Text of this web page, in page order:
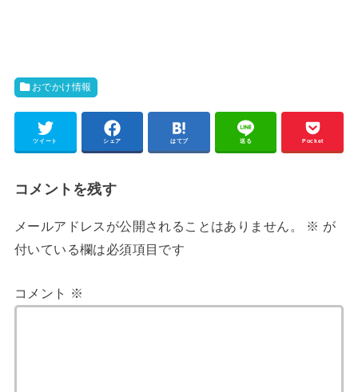
おでかけ情報
ツイート シェア はてブ 送る Pocket
コメントを残す
メールアドレスが公開されることはありません。 ※ が
付いている欄は必須項目です
コメント ※